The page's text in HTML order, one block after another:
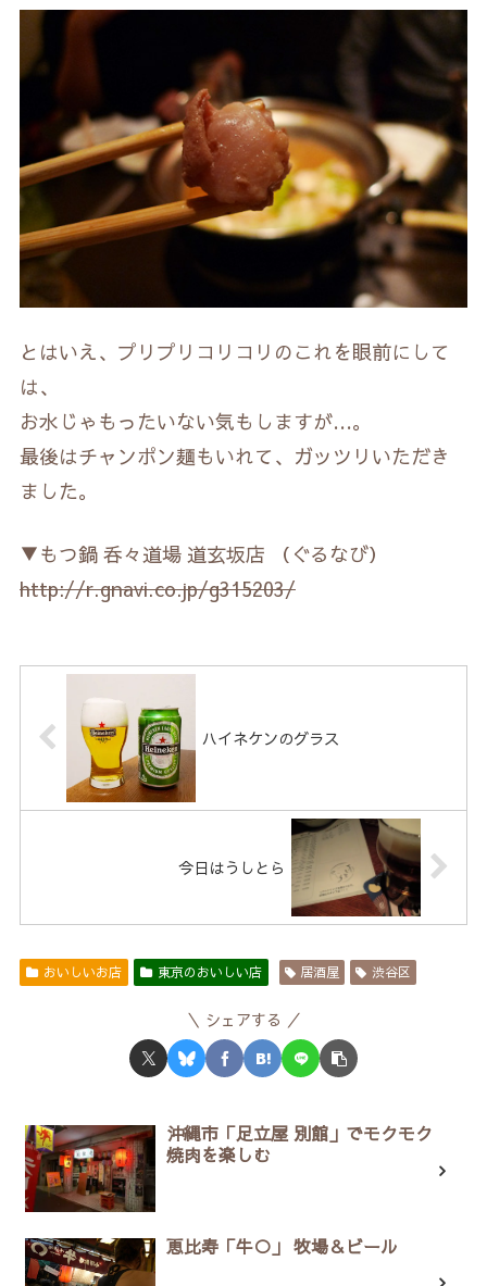
とはいえ、プリプリコリコリのこれを眼前にして
は、
お水じゃもったいない気もしますが…。
最後はチャンポン麺もいれて、ガッツリいただき
ました。
▼もつ鍋 呑々道場 道玄坂店 （ぐるなび）
http://r.gnavi.co.jp/g315203/
ハイネケンのグラス
今日はうしとら
おいしいお店 東京のおいしい店 居酒屋 渋谷区
シェアする
沖縄市「足立屋 別館」でモクモク
焼肉を楽しむ
恵比寿「牛○」 牧場＆ビール